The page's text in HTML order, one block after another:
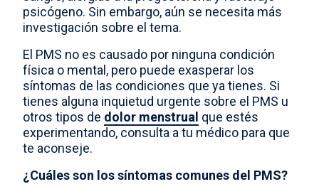
psicógeno. Sin embargo, aún se necesita más
investigación sobre el tema.
El PMS no es causado por ninguna condición
física o mental, pero puede exasperar los
síntomas de las condiciones que ya tienes. Si
tienes alguna inquietud urgente sobre el PMS u
otros tipos de dolor menstrual que estés
experimentando, consulta a tu médico para que
te aconseje.
¿Cuáles son los síntomas comunes del PMS?